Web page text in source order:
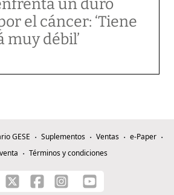
un duro
el cáncer: ‘Tiene
muy débil’
GESE Suplementos Ventas
e-Paper
Términos y condiciones